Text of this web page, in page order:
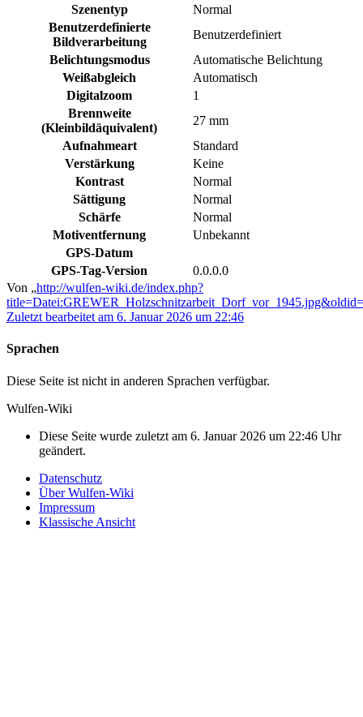
Szenentyp
Normal
Benutzerdefinierte
Bildverarbeitung
Benutzerdefiniert
Belichtungsmodus
Automatische Belichtung
Weißabgleich
Automatisch
Digitalzoom
1
Brennweite
(Kleinbildäquivalent)
27 mm
Aufnahmeart
Standard
Verstärkung
Keine
Kontrast
Normal
Sättigung
Normal
Schärfe
Normal
Motiventfernung
Unbekannt
GPS-Datum
GPS-Tag-Version
0.0.0.0
Von „http://wulfen-wiki.de/index.php?
Zuletzt bearbeitet am 6. Januar 2026 um 22:46
Sprachen
Diese Seite ist nicht in anderen Sprachen verfügbar.
Wulfen-Wiki
Diese Seite wurde zuletzt am 6. Januar 2026 um 22:46 Uhr
geändert.
Datenschutz
Über Wulfen-Wiki
Impressum
Klassische Ansicht